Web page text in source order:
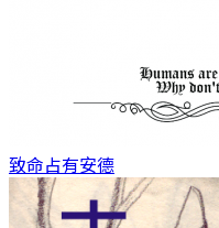
致命占有安德